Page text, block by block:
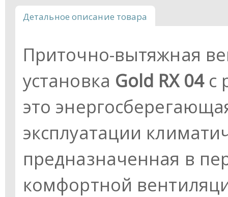
Детальное описание товара
Приточно-вытяжная
установка Gold RX 04с
это
эксплуатации
предназначенная в
комфортной